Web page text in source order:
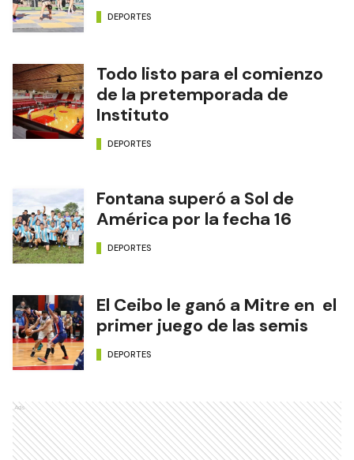
DEPORTES
Todo listo para el comienzo
de la pretemporada de
Instituto
DEPORTES
Fontana superó a Sol de
América por la fecha 16
DEPORTES
El Ceibo le ganó a Mitre en el
primer juego de las semis
DEPORTES
Ads